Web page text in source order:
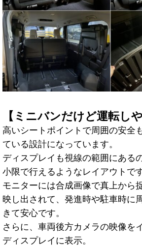
【ミニバンだけど運転しや
高いシートポイントで周囲の安全
ている設計になっています。
ディスプレイも視線の範囲にある
小限で行えるようなレイアウトです
モニターには合成画像で真上から
映し出されて、発進時や駐車時に
きて安心です。
さらに、車両後方カメラの映像を
ディスプレイに表示。